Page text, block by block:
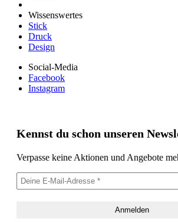
Wissenswertes
Stick
Druck
Design
Social-Media
Facebook
Instagram
Kennst du schon unseren
Verpasse keine Aktionen und Angebote